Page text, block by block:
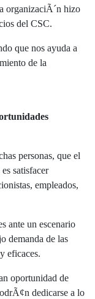
organizaciÃ´n hizo
del CSC.
que nos ayuda a
de la
personas, que el
satisfacer
empleados,
ante un escenario
demanda de las
eficaces.
oportunidad de
dedicarse a lo